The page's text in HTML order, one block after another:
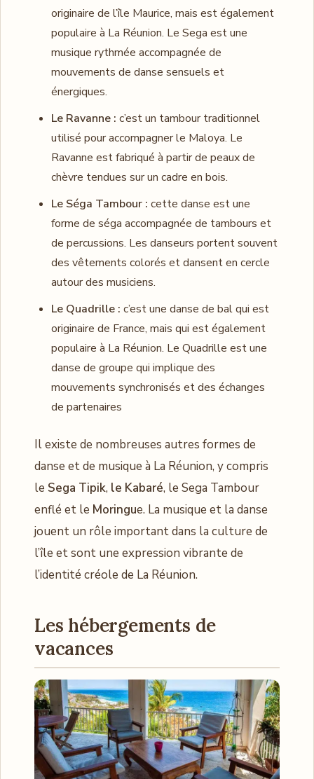
originaire de l’île Maurice, mais est également
populaire à La Réunion. Le Sega est une
musique rythmée accompagnée de
mouvements de danse sensuels et
énergiques.
Le Ravanne : c’est un tambour traditionnel
utilisé pour accompagner le Maloya. Le
Ravanne est fabriqué à partir de peaux de
chèvre tendues sur un cadre en bois.
Le Séga Tambour : cette danse est une
forme de séga accompagnée de tambours et
de percussions. Les danseurs portent souvent
des vêtements colorés et dansent en cercle
autour des musiciens.
Le Quadrille : c’est une danse de bal qui est
originaire de France, mais qui est également
populaire à La Réunion. Le Quadrille est une
danse de groupe qui implique des
mouvements synchronisés et des échanges
de partenaires
Il existe de nombreuses autres formes de
danse et de musique à La Réunion, y compris
le Sega Tipik, le Kabaré, le Sega Tambour
enflé et le Moringue. La musique et la danse
jouent un rôle important dans la culture de
l’île et sont une expression vibrante de
l’identité créole de La Réunion.
Les hébergements de
vacances